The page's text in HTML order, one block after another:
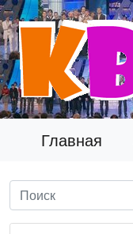
Главная